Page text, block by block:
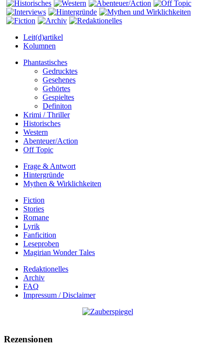
Leit(d)artikel
Kolumnen
Phantastisches
Gedrucktes
Gesehenes
Gehörtes
Gespieltes
Definiton
Krimi / Thriller
Historisches
Western
Abenteuer/Action
Off Topic
Frage & Antwort
Hintergründe
Mythen & Wirklichkeiten
Fiction
Stories
Romane
Lyrik
Fanficition
Leseproben
Magirian Wonder Tales
Redaktionelles
Archiv
FAQ
Impressum / Disclaimer
Rezensionen